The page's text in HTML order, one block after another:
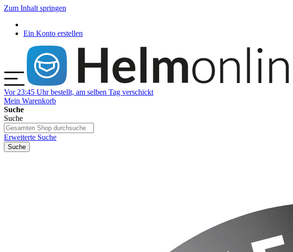
Zum Inhalt springen
Ein Konto erstellen
Vor 23:45 Uhr bestellt, am selben Tag verschickt
Mein Warenkorb
Suche
Suche
Erweiterte Suche
Suche